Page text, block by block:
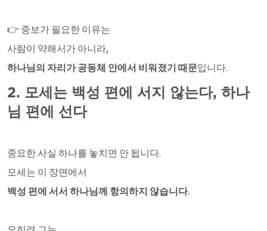
👉 중보가 필요한 이유는
사람이 약해서가 아니라,
하나님의 자리가 공동체 안에서 비워졌기 때문입니다.
2. 모세는 백성 편에 서지 않는다, 하나
님 편에 선다
중요한 사실 하나를 놓치면 안 됩니다.
모세는 이 장면에서
백성 편에 서서 하나님께 항의하지 않습니다.